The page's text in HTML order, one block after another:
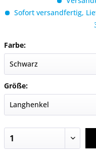
Sofort versandfertig,
Farbe:
Größe: